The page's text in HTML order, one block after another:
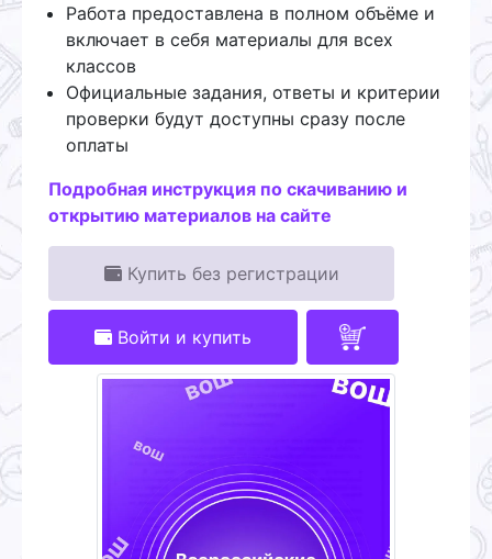
Работа предоставлена в полном объёме и
включает в себя материалы для всех
классов
Официальные задания, ответы и критерии
проверки будут доступны сразу после
оплаты
Подробная инструкция по скачиванию и
открытию материалов на сайте
Купить без регистрации
Войти и купить